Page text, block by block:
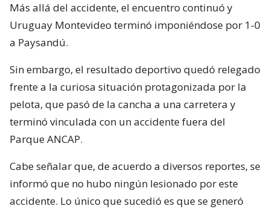
Más allá del accidente, el encuentro continuó y
Uruguay Montevideo terminó imponiéndose por 1-0
a Paysandú.
Sin embargo, el resultado deportivo quedó relegado
frente a la curiosa situación protagonizada por la
pelota, que pasó de la cancha a una carretera y
terminó vinculada con un accidente fuera del
Parque ANCAP.
Cabe señalar que, de acuerdo a diversos reportes, se
informó que no hubo ningún lesionado por este
accidente. Lo único que sucedió es que se generó